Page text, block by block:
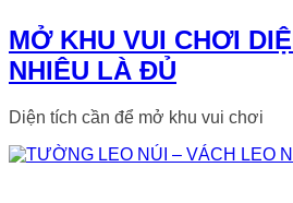
MỞ KHU VUI CHƠI
NHIÊU LÀ ĐỦ
Diện tích cần để mở khu vui chơi